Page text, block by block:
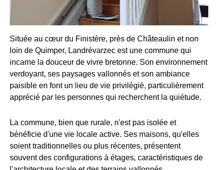
Située au cœur du Finistère, près de Châteaulin et non
loin de Quimper, Landrévarzec est une commune qui
incarne la douceur de vivre bretonne. Son environnement
verdoyant, ses paysages vallonnés et son ambiance
paisible en font un lieu de vie privilégié, particulièrement
apprécié par les personnes qui recherchent la quiétude.
La commune, bien que rurale, n'est pas isolée et
bénéficie d'une vie locale active. Ses maisons, qu'elles
soient traditionnelles ou plus récentes, présentent
souvent des configurations à étages, caractéristiques de